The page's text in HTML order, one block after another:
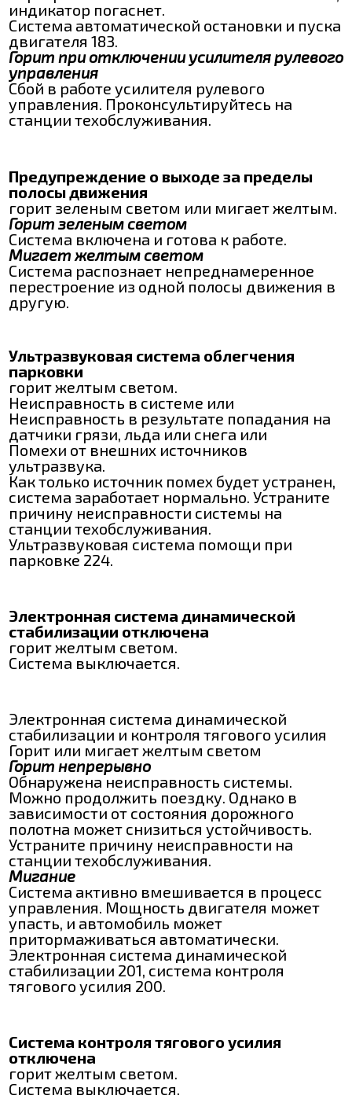
индикатор погаснет.
Система автоматической остановки и пуска
двигателя 183.
Горит при отключении усилителя рулевого
управления
Сбой в работе усилителя рулевого
управления. Проконсультируйтесь на
станции техобслуживания.
Предупреждение о выходе за пределы
полосы движения
горит зеленым светом или мигает желтым.
Горит зеленым светом
Система включена и готова к работе.
Мигает желтым светом
Система распознает непреднамеренное
перестроение из одной полосы движения в
другую.
Ультразвуковая система облегчения
парковки
горит желтым светом.
Неисправность в системе или
Неисправность в результате попадания на
датчики грязи, льда или снега или
Помехи от внешних источников
ультразвука.
Как только источник помех будет устранен,
система заработает нормально. Устраните
причину неисправности системы на
станции техобслуживания.
Ультразвуковая система помощи при
парковке 224.
Электронная система динамической
стабилизации отключена
горит желтым светом.
Система выключается.
Электронная система динамической
стабилизации и контроля тягового усилия
Горит или мигает желтым светом
Горит непрерывно
Обнаружена неисправность системы.
Можно продолжить поездку. Однако в
зависимости от состояния дорожного
полотна может снизиться устойчивость.
Устраните причину неисправности на
станции техобслуживания.
Мигание
Система активно вмешивается в процесс
управления. Мощность двигателя может
упасть, и автомобиль может
притормаживаться автоматически.
Электронная система динамической
стабилизации 201, система контроля
тягового усилия 200.
Система контроля тягового усилия
отключена
горит желтым светом.
Система выключается.